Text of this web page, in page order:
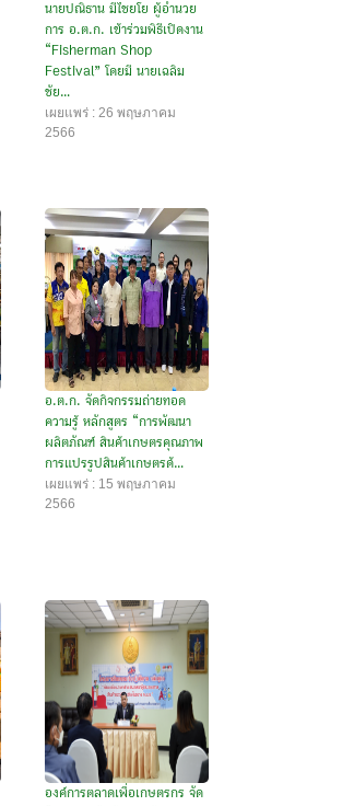
นายปณิธาน มีไชยโย ผู้อำนวย
การ อ.ต.ก. เข้าร่วมพิธีเปิดงาน
“Fisherman Shop
Festival” โดยมี นายเฉลิม
ชัย...
เผยแพร่ : 26 พฤษภาคม
2566
อ.ต.ก. จัดกิจกรรมถ่ายทอด
ความรู้ หลักสูตร “การพัฒนา
ผลิตภัณฑ์ สินค้าเกษตรคุณภาพ
การแปรรูปสินค้าเกษตรด้...
เผยแพร่ : 15 พฤษภาคม
2566
องค์การตลาดเพื่อเกษตรกร จัด